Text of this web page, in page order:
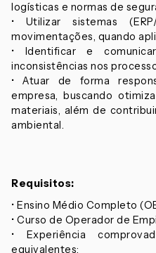
logísticas e normas de
• Utilizar sistemas
movimentações, quando
• Identificar e
inconsistências nos
• Atuar de forma
empresa, buscando
materiais, além de
ambiental.
Requisitos:
• Ensino Médio Completo
• Curso de Operador de
• Experiência
equivalentes;